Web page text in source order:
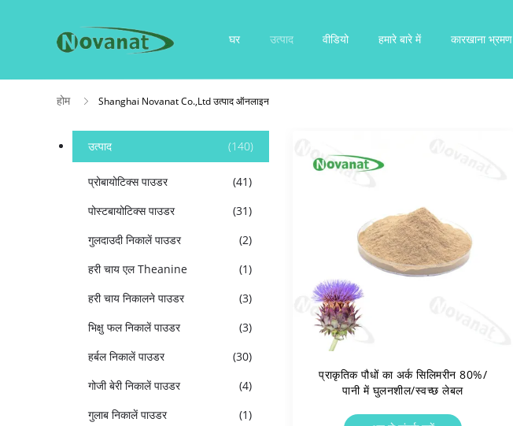
घर उत्पाद वीडियो हमारे बारे में कारखाना भ्रमण
होम Shanghai Novanat Co.,Ltd उत्पाद ऑनलाइन
उत्पाद (140)
प्रोबायोटिक्स पाउडर
(41)
पोस्टबायोटिक्स पाउडर
(31)
गुलदाउदी निकालें पाउडर
(2)
हरी चाय एल Theanine
(1)
हरी चाय निकालने पाउडर
(3)
भिक्षु फल निकालें पाउडर
(3)
हर्बल निकालें पाउडर
(30)
गोजी बेरी निकालें पाउडर
(4)
गुलाब निकालें पाउडर
(1)
प्राकृतिक पौधों का अर्क सिलिमरीन 80%/
पानी में घुलनशील/स्वच्छ लेबल